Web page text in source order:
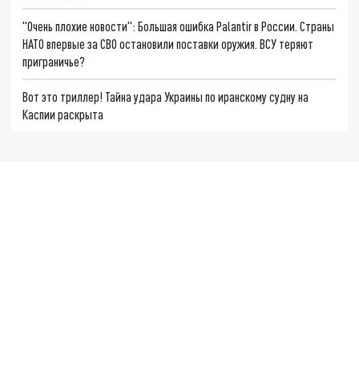
"Очень плохие новости": Большая ошибка Palantir в России. Страны
НАТО впервые за СВО остановили поставки оружия. ВСУ теряют
приграничье?
Вот это триллер! Тайна удара Украины по иранскому судну на
Каспии раскрыта